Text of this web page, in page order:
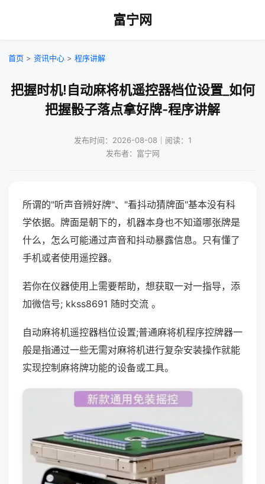
富宁网
首页 > 资讯中心 > 程序讲解
把握时机!自动麻将机遥控器档位设置_如何
把握骰子落点拿好牌-程序讲解
发布时间：2026-08-08｜阅读：1
发布者：富宁网
所谓的"听声音辨好牌"、"看抖动猜牌面"基本没有科
学依据。牌面是朝下的，机器本身也不知道哪张牌是
什么，怎么可能通过声音和抖动暴露信息。只有懂了
手机或者使用遥控器。
若你在仪器使用上需要帮助，想获取一对一指导，添
加微信号; kkss8691 随时交流 。
自动麻将机遥控器档位设置;普通麻将机程序控牌器一
般是指通过一些无需对麻将机进行复杂安装操作就能
实现控制麻将牌功能的设备或工具。